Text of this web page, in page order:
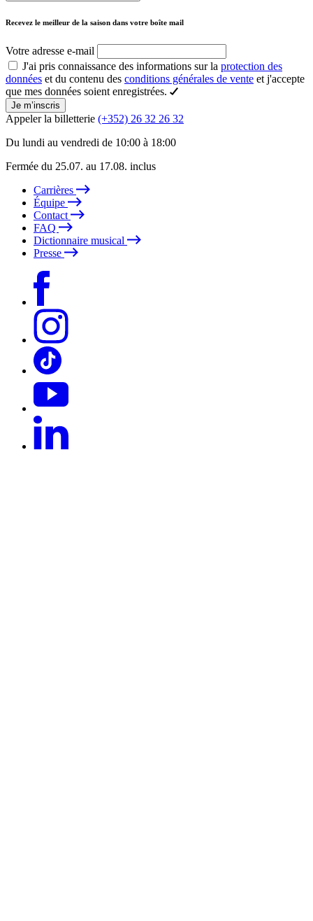
Recevez le meilleur de la saison dans votre boîte mail
Votre adresse e-mail
J'ai pris connaissance des informations sur la protection des
données et du contenu des conditions générales de vente et j'accepte
que mes données soient enregistrées.
Je m’inscris
Appeler la billetterie (+352) 26 32 26 32
Du lundi au vendredi de 10:00 à 18:00
Fermée du 25.07. au 17.08. inclus
Carrières
Équipe
Contact
FAQ
Dictionnaire musical
Presse